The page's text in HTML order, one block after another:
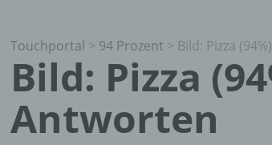
Touchportal > 94 Prozent > Bild: Pizza
Bild: Pizza
Antworten